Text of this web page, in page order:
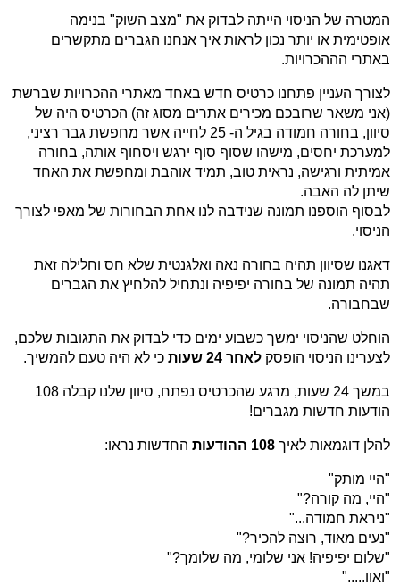
המטרה של הניסוי הייתה לבדוק את "מצב השוק" בנימה
אופטימית או יותר נכון לראות איך אנחנו הגברים מתקשרים
באתרי הההכרויות.
לצורך העניין פתחנו כרטיס חדש באחד מאתרי ההכרויות שברשת
(אני משאר שרובכם מכירים אתרים מסוג זה) הכרטיס היה של
סיוון, בחורה חמודה בגיל ה- 25 לחייה אשר מחפשת גבר רציני,
למערכת יחסים, מישהו שסוף סוף ירגש ויסחוף אותה, בחורה
אמיתית ורגישה, נראית טוב, תמיד אוהבת ומחפשת את האחד
שיתן לה האבה.
לבסוף הוספנו תמונה שנידבה לנו אחת הבחורות של מאפי לצורך
הניסוי.
דאגנו שסיוון תהיה בחורה נאה ואלגנטית שלא חס וחלילה זאת
תהיה תמונה של בחורה יפיפיה ונתחיל להלחיץ את הגברים
שבחבורה.
הוחלט שהניסוי ימשך כשבוע ימים כדי לבדוק את התגובות שלכם,
לצערינו הניסוי הופסקלאחר 24 שעות כי לא היה טעם להמשיך.
במשך 24 שעות, מרגע שהכרטיס נפתח, סיוון שלנו קבלה 108
הודעות חדשות מגברים!
להלן דוגמאות לאיך 108 ההודעות החדשות נראו:
"היי מותק"
"היי, מה קורה?"
"ניראת חמודה..."
"נעים מאוד, רוצה להכיר?"
"שלום יפיפיה! אני שלומי, מה שלומך?"
"ואוו....."